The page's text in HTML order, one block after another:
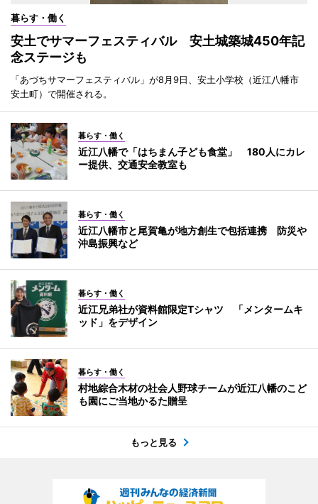
暮らす・働く
安土でサマーフェスティバル 安土城築城450年記
念ステージも
「あづちサマーフェスティバル」が8月9日、安土小学校（近江八幡市
安土町）で開催される。
暮らす・働く
近江八幡で「はちまん子ども食堂」 180人にカレ
ー提供、交通安全教室も
暮らす・働く
近江八幡市と尾賀亀が地方創生で包括連携 防災や
沖島振興など
暮らす・働く
近江兄弟社が資料館限定Tシャツ 「メンタームキ
ッド」をデザイン
暮らす・働く
村地綜合木材の社会人野球チームが近江八幡のこど
も園にご当地かるた贈呈
もっと見る